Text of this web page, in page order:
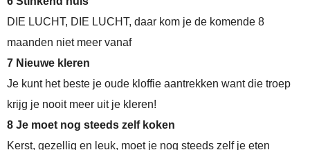
DIE LUCHT, DIE LUCHT, daar kom je de komende 8
maanden niet meer vanaf
7 Nieuwe kleren
Je kunt het beste je oude kloffie aantrekken want die troep
krijg je nooit meer uit je kleren!
8 Je moet nog steeds zelf koken
Kerst, gezellig en leuk, moet je nog steeds zelf je eten